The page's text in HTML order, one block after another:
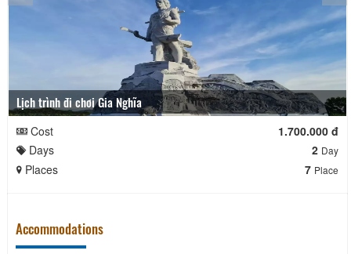
Lịch trình đi chơi Gia Nghĩa
Cost
1.700.000 đ
Days
2 Day
Places 7 Place
Accommodations